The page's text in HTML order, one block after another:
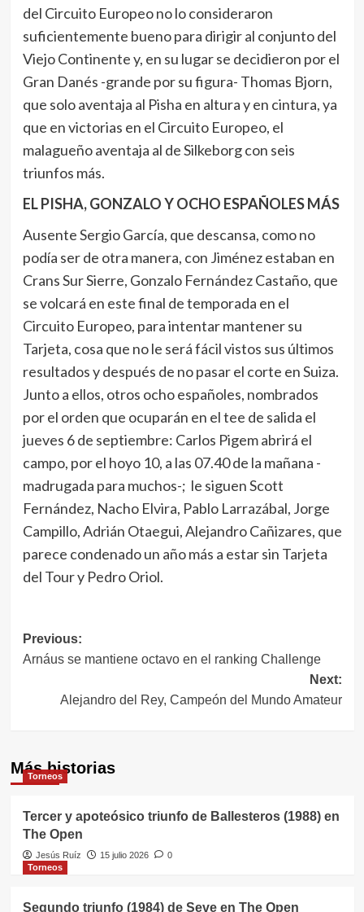
del Circuito Europeo no lo consideraron
suficientemente bueno para dirigir al conjunto del
Viejo Continente y, en su lugar se decidieron por el
Gran Danés -grande por su figura- Thomas Bjorn,
que solo aventaja al Pisha en altura y en cintura, ya
que en victorias en el Circuito Europeo, el
malagueño aventaja al de Silkeborg con seis
triunfos más.
EL PISHA, GONZALO Y OCHO ESPAÑOLES MÁS
Ausente Sergio García, que descansa, como no
podía ser de otra manera, con Jiménez estaban en
Crans Sur Sierre, Gonzalo Fernández Castaño, que
se volcará en este final de temporada en el
Circuito Europeo, para intentar mantener su
Tarjeta, cosa que no le será fácil vistos sus últimos
resultados y después de no pasar el corte en Suiza.
Junto a ellos, otros ocho españoles, nombrados
por el orden que ocuparán en el tee de salida el
jueves 6 de septiembre: Carlos Pigem abrirá el
campo, por el hoyo 10, a las 07.40 de la mañana -
madrugada para muchos-; le siguen Scott
Fernández, Nacho Elvira, Pablo Larrazábal, Jorge
Campillo, Adrián Otaegui, Alejandro Cañizares, que
parece condenado un año más a estar sin Tarjeta
del Tour y Pedro Oriol.
Navegación
de
entradas
Previous:
Arnáus se mantiene octavo en el ranking Challenge
Next:
Alejandro del Rey, Campeón del Mundo Amateur
Más historias
Torneos
Tercer y apoteósico triunfo de Ballesteros (1988) en
The Open
Jesús Ruíz 15 julio 2026
0
Torneos
Segundo triunfo (1984) de Seve en The Open